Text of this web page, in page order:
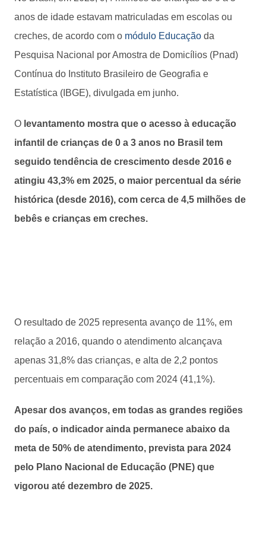
anos de idade estavam matriculadas em escolas ou
creches, de acordo com o módulo Educação da
Pesquisa Nacional por Amostra de Domicílios (Pnad)
Contínua do Instituto Brasileiro de Geografia e
Estatística (IBGE), divulgada em junho.
O levantamento mostra que o acesso à educação
infantil de crianças de 0 a 3 anos no Brasil tem
seguido tendência de crescimento desde 2016 e
atingiu 43,3% em 2025, o maior percentual da série
histórica (desde 2016), com cerca de 4,5 milhões de
bebês e crianças em creches.
O resultado de 2025 representa avanço de 11%, em
relação a 2016, quando o atendimento alcançava
apenas 31,8% das crianças, e alta de 2,2 pontos
percentuais em comparação com 2024 (41,1%).
Apesar dos avanços, em todas as grandes regiões
do país, o indicador ainda permanece abaixo da
meta de 50% de atendimento, prevista para 2024
pelo Plano Nacional de Educação (PNE) que
vigorou até dezembro de 2025.